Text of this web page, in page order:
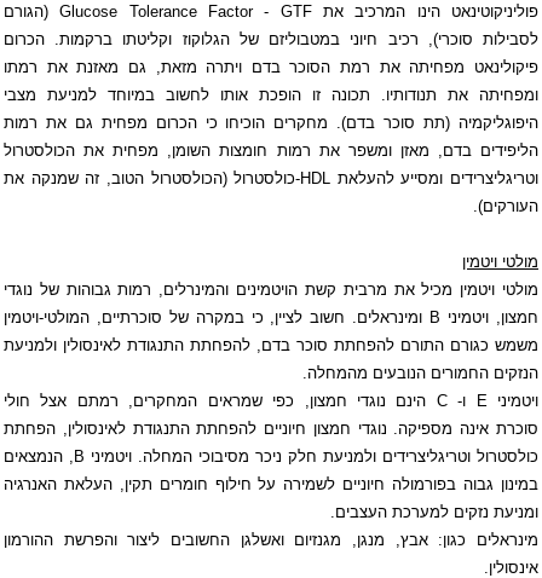
פוליניקוטינאט הינו המרכיב אתGTF
-
Glucose Tolerance Factor
(הגורם
לסבילות סוכרי), רכיב חיוני במטבוליזם של הגלוקוז וקליטתו ברקמות. הכרום
פיקולינאט מפחיתה את רמת הסוכר בדם ויתרה מזאת, גם מאזנת את רמתו
ומפחיתה את תנודותיו. תכונה זו הופכת אותו לחשוב במיוחד למניעת מצבי
היפוגליקמיה (תת סוכר בדם). מחקרים הוכיחו כי הכרום מפחית גם את רמות
הליפידים בדם, מאזן ומשפר את רמות חומצות השומן, מפחית את הכולסטרול
וטריגליצרידים ומסייע להעלאת
HDL-כולסטרול (הכולסטרול הטוב, זה שמנקה את
העורקים).
מולטי ויטמין
מולטי ויטמין מכיל את מרבית קשת הויטמינים והמינרלים, רמות גבוהות של נוגדי
חמצון, ויטמיני B ומינראלים. חשוב לציין, כי במקרה של סוכרתיים, המולטי-ויטמין
משמש כגורם התורם להפחתת סוכר בדם, להפחתת התנגודת לאינסולין ולמניעת
הנזקים החמורים הנובעים מהמחלה.
ויטמיני E ו-C הינם נוגדי חמצון, כפי שמראים המחקרים, רמתם אצל חולי
סוכרת אינה מספיקה. נוגדי חמצון חיוניים להפחתת התנגודת לאינסולין, הפחתת
כולסטרול וטריגליצרידים ולמניעת חלק ניכר מסיבוכי המחלה. ויטמיני B , הנמצאים
במינון גבוה בפורמולה חיוניים לשמירה על חילוף חומרים תקין, העלאת האנרגיה
ומניעת נזקים למערכת העצבים.
מינראלים כגון: אבץ, מנגן, מגנזיום ואשלגן החשובים ליצור והפרשת ההורמון
אינסולין.